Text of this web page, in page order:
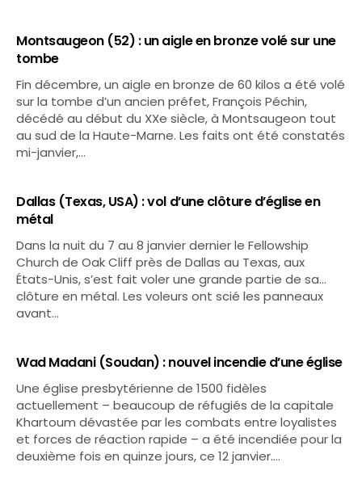
Montsaugeon (52) : un aigle en bronze volé sur une
tombe
Fin décembre, un aigle en bronze de 60 kilos a été volé
sur la tombe d’un ancien préfet, François Péchin,
décédé au début du XXe siècle, à Montsaugeon tout
au sud de la Haute-Marne. Les faits ont été constatés
mi-janvier,…
Dallas (Texas, USA) : vol d’une clôture d’église en
métal
Dans la nuit du 7 au 8 janvier dernier le Fellowship
Church de Oak Cliff près de Dallas au Texas, aux
États-Unis, s’est fait voler une grande partie de sa…
clôture en métal. Les voleurs ont scié les panneaux
avant…
Wad Madani (Soudan) : nouvel incendie d’une église
Une église presbytérienne de 1500 fidèles
actuellement – beaucoup de réfugiés de la capitale
Khartoum dévastée par les combats entre loyalistes
et forces de réaction rapide – a été incendiée pour la
deuxième fois en quinze jours, ce 12 janvier.…